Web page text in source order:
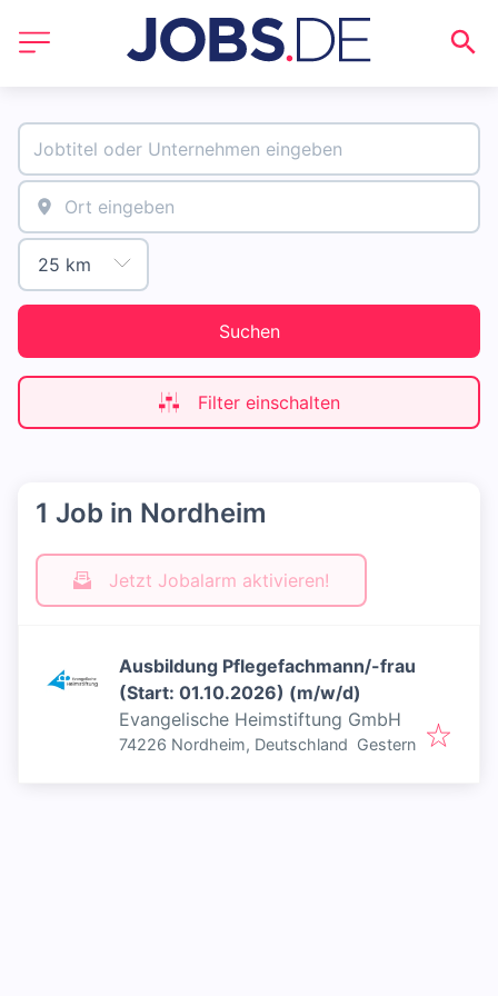
Suchen
Filter einschalten
1 Job in Nordheim
Jetzt Jobalarm aktivieren!
Ausbildung Pflegefachmann/-frau
(Start: 01.10.2026) (m/w/d)
Evangelische Heimstiftung GmbH
74226 Nordheim, Deutschland Veröffentlicht
Gestern